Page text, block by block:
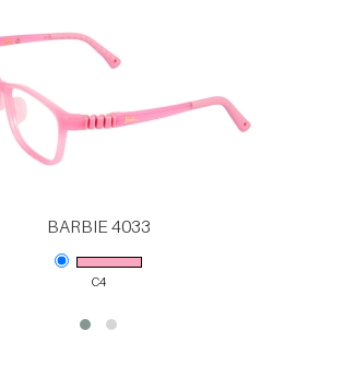
BARBIE 4033
C4